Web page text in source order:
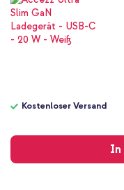
Reader, Powerbank,
Ohrhörer
Kostenloser Versand
In
Versand